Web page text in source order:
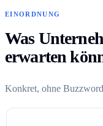
EINORDNUNG
Was
erwarten
Konkret, ohne